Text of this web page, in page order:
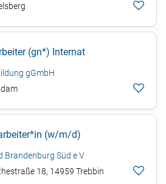
(gn*) Internat
gGmbH
(w/m/d)
Brandenburg Süd e V
18, 14959 Trebbin